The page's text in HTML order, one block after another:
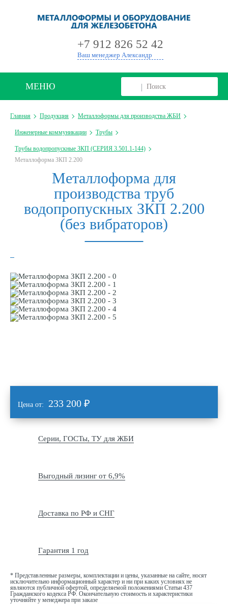
+7 912 826 52 42
Ваш менеджер Александр
МЕНЮ
Главная Продукция Металлоформы для производства ЖБИ
Инженерные коммуникации Трубы
Трубы водопропускные ЗКП (СЕРИЯ 3.501.1-144)
Металлоформа ЗКП 2.200
Металлоформа для
производства труб
водопропускных ЗКП 2.200
(без вибраторов)
Цена от: 233 200 ₽
Серии, ГОСТы, ТУ для ЖБИ
Выгодный лизинг от 6,9%
Доставка по РФ и СНГ
Гарантия 1 год
* Представленные размеры, комплектации и цены, указанные на сайте, носят
исключительно информационный характер и ни при каких условиях не
являются публичной офертой, определяемой положениями Статьи 437
Гражданского кодекса РФ. Окончательную стоимость и характеристики
уточняйте у менеджера при заказе